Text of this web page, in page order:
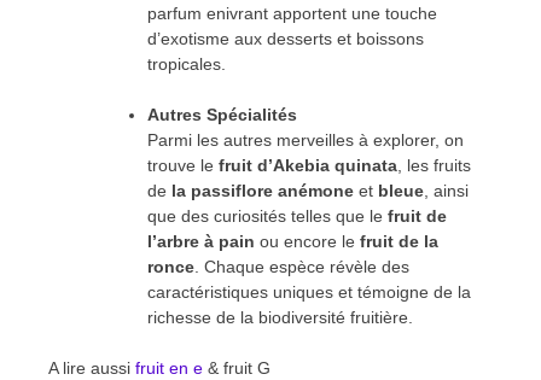
parfum enivrant apportent une touche
d’exotisme aux desserts et boissons
tropicales.
Autres Spécialités
Parmi les autres merveilles à explorer, on
trouve le fruit d’Akebia quinata , les fruits
de la passiflore anémone et bleue , ainsi
que des curiosités telles que le fruit de
l’arbre à pain ou encore le fruit de la
ronce . Chaque espèce révèle des
caractéristiques uniques et témoigne de la
richesse de la biodiversité fruitière.
A lire aussi fruit en e & fruit G